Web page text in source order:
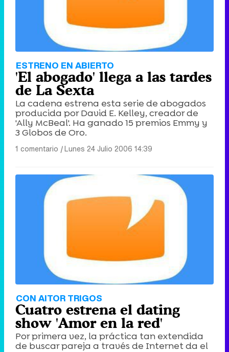
ESTRENO EN ABIERTO
'El abogado' llega a las tardes
de La Sexta
La cadena estrena esta serie de abogados
producida por David E. Kelley, creador de
'Ally McBeal'. Ha ganado 15 premios Emmy y
3 Globos de Oro.
1 comentario |Lunes 24 Julio 2006 14:39
CON AITOR TRIGOS
Cuatro estrena el dating
show 'Amor en la red'
Por primera vez, la práctica tan extendida
de buscar pareja a través de Internet da el